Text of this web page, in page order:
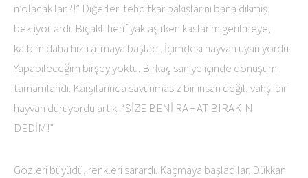
n’olacak lan?!” Diğerleri tehditkar bakışlarını bana dikmiş
bekliyorlardı. Bıçaklı herif yaklaşırken kaslarım gerilmeye,
kalbim daha hızlı atmaya başladı. İçimdeki hayvan uyanıyordu.
Yapabileceğim birşey yoktu. Birkaç saniye içinde dönüşüm
tamamlandı. Karşılarında savunmasız bir insan değil, vahşi bir
hayvan duruyordu artık. “SİZE BENİ RAHAT BIRAKIN
DEDİM!”
Gözleri büyüdü, renkleri sarardı. Kaçmaya başladılar. Dükkan